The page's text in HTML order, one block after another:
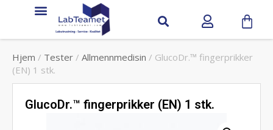
Hjem / Tester / Allmennmedisin / GlucoDr.™ fingerprikker
(EN) 1 stk.
GlucoDr.™ fingerprikker (EN) 1 stk.